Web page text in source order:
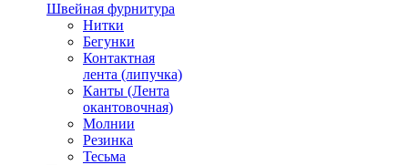
Швейная фурнитура
Нитки
Бегунки
Контактная
лента (липучка)
Канты (Лента
окантовочная)
Молнии
Резинка
Тесьма